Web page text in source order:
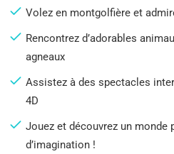
Volez en montgolfière et
Rencontrez d’adorables
agneaux
Assistez à des spectacles
4D
Jouez et découvrez un monde
d’imagination !